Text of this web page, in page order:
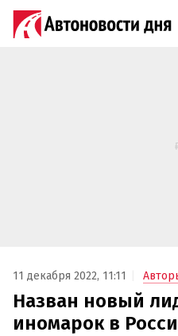
11 декабря 2022, 11:11
Назван новый
иномарок в